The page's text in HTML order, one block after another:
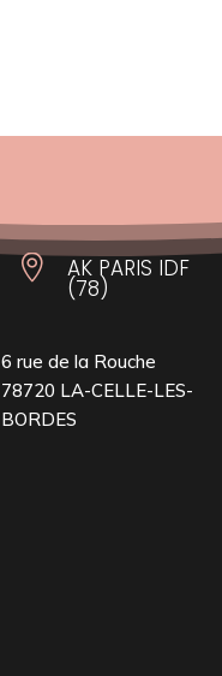
 AK PARIS IDF
(78)
6 rue de la Rouche
78720 LA-CELLE-LES-
BORDES